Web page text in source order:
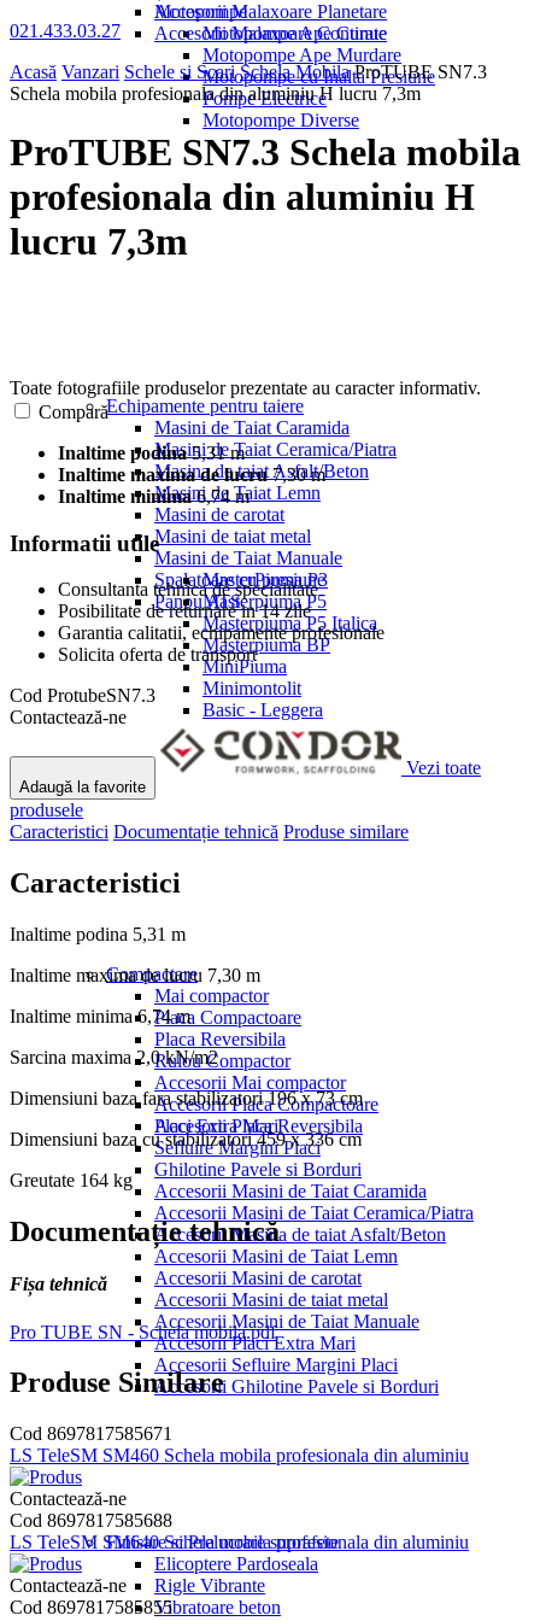
Motopompe
Motopompe Ape Curate
Motopompe Ape Murdare
Motopompe cu Inalta Presiune
Pompe Electrice
Motopompe Diverse
Spalatoare cu presiune
Panou ATS
Accesorii Malaxoare Planetare
Accesorii Malaxoare Continue
Echipamente pentru taiere
Masini de Taiat Caramida
Masini de Taiat Ceramica/Piatra
Masina de taiat Asfalt/Beton
Masini de Taiat Lemn
Masini de carotat
Masini de taiat metal
Masini de Taiat Manuale
MasterPiuma P3
Masterpiuma P5
Masterpiuma P5 Italica
Masterpiuma BP
MiniPiuma
Minimontolit
Basic - Leggera
Placi Extra Mari
Sefluire Margini Placi
Ghilotine Pavele si Borduri
Accesorii Masini de Taiat Caramida
Accesorii Masini de Taiat Ceramica/Piatra
Accesorii Masina de taiat Asfalt/Beton
Accesorii Masini de Taiat Lemn
Accesorii Masini de carotat
Accesorii Masini de taiat metal
Accesorii Masini de Taiat Manuale
Accesorii Placi Extra Mari
Accesorii Sefluire Margini Placi
Accesorii Ghilotine Pavele si Borduri
Compactare
Mai compactor
Placa Compactoare
Placa Reversibila
Rulou Compactor
Accesorii Mai compactor
Accesorii Placa Compactoare
Accesorii Placa Reversibila
Finisare si Prelucrare suprafete
Elicoptere Pardoseala
Rigle Vibrante
Vibratoare beton
021.433.03.27
Acasă Vanzari Schele si Scari Schela MobilaProTUBE SN7.3
Schela mobila profesionala din aluminiu H lucru 7,3m
ProTUBE SN7.3 Schela mobila
profesionala din aluminiu H
lucru 7,3m
Toate fotografiile produselor prezentate au caracter informativ.
Compară
Inaltime podina 5,31 m
Inaltime maxima de lucru 7,30 m
Inaltime minima 6,74 m
Informatii utile
Consultanta tehnica de specialitate
Posibilitate de returnare in 14 zile
Garantia calitatii, echipamente profesionale
Solicita oferta de transport
Cod ProtubeSN7.3
Contactează-ne
Adaugă la favorite
Vezi toate
produsele
Caracteristici Documentație tehnică Produse similare
Caracteristici
Inaltime podina 5,31 m
Inaltime maxima de lucru 7,30 m
Inaltime minima6,74 m
Sarcina maxima2,0 kN/m2
Dimensiuni baza fara stabilizatori196 x 73 cm
Dimensiuni baza cu stabilizatori459 x 336 cm
Greutate 164 kg
Documentație tehnică
Fișa tehnică
Pro TUBE SN - Schela mobila.pdf
Produse Similare
Cod 8697817585671
LS TeleSM SM460 Schela mobila profesionala din aluminiu
Contactează-ne
Cod 8697817585688
LS TeleSM SM640 Schela mobila profesionala din aluminiu
Contactează-ne
Cod 8697817585855